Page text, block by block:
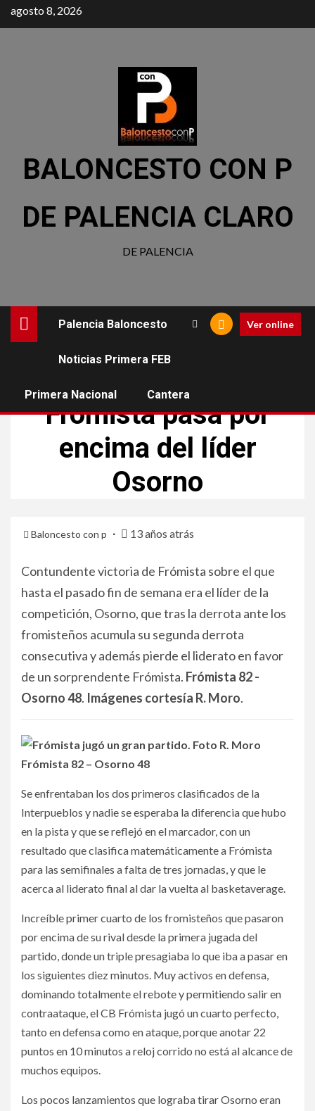
agosto 8, 2026
BALONCESTO CON P
DE PALENCIA CLARO
DE PALENCIA
Palencia Baloncesto
Noticias Primera FEB
Primera Nacional Cantera
Ver online
Frómista pasa por
encima del líder
Osorno
Baloncesto con p 13 años atrás
Contundente victoria de Frómista sobre el que
hasta el pasado fin de semana era el líder de la
competición, Osorno, que tras la derrota ante los
fromisteños acumula su segunda derrota
consecutiva y además pierde el liderato en favor
de un sorprendente Frómista. Frómista 82 -
Osorno 48. Imágenes cortesía R. Moro.
Frómista 82 – Osorno 48
Se enfrentaban los dos primeros clasificados de la
Interpueblos y nadie se esperaba la diferencia que hubo
en la pista y que se reflejó en el marcador, con un
resultado que clasifica matemáticamente a Frómista
para las semifinales a falta de tres jornadas, y que le
acerca al liderato final al dar la vuelta al basketaverage.
Increíble primer cuarto de los fromisteños que pasaron
por encima de su rival desde la primera jugada del
partido, donde un triple presagiaba lo que iba a pasar en
los siguientes diez minutos. Muy activos en defensa,
dominando totalmente el rebote y permitiendo salir en
contraataque, el CB Frómista jugó un cuarto perfecto,
tanto en defensa como en ataque, porque anotar 22
puntos en 10 minutos a reloj corrido no está al alcance de
muchos equipos.
Los pocos lanzamientos que lograba tirar Osorno eran